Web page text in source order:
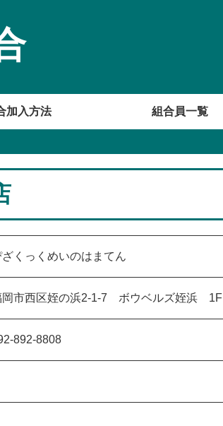
加入方法 組合員一覧
ざくっくめいのはまてん
岡市西区姪の浜2-1-7 ボウベルズ姪浜 1F
892-8808